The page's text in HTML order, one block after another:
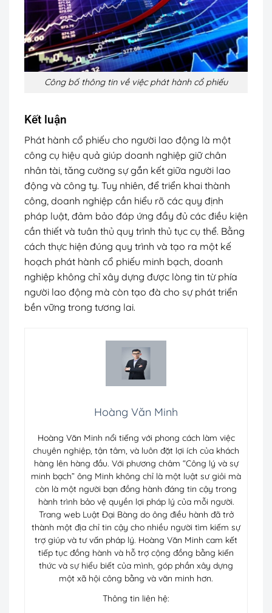
Công bố thông tin về việc phát hành cổ phiếu
Kết luận
Phát hành cổ phiếu cho người lao động là một
công cụ hiệu quả giúp doanh nghiệp giữ chân
nhân tài, tăng cường sự gắn kết giữa người lao
động và công ty. Tuy nhiên, để triển khai thành
công, doanh nghiệp cần hiểu rõ các quy định
pháp luật, đảm bảo đáp ứng đầy đủ các điều kiện
cần thiết và tuân thủ quy trình thủ tục cụ thể. Bằng
cách thực hiện đúng quy trình và tạo ra một kế
hoạch phát hành cổ phiếu minh bạch, doanh
nghiệp không chỉ xây dựng được lòng tin từ phía
người lao động mà còn tạo đà cho sự phát triển
bền vững trong tương lai.
Hoàng Văn Minh
Hoàng Văn Minh nổi tiếng với phong cách làm việc
chuyên nghiệp, tận tâm, và luôn đặt lợi ích của khách
hàng lên hàng đầu. Với phương châm “Công lý và sự
minh bạch” ông Minh không chỉ là một luật sư giỏi mà
còn là một người bạn đồng hành đáng tin cậy trong
hành trình bảo vệ quyền lợi pháp lý của mỗi người.
Trang web Luật Đại Bàng do ông điều hành đã trở
thành một địa chỉ tin cậy cho nhiều người tìm kiếm sự
trợ giúp và tư vấn pháp lý. Hoàng Văn Minh cam kết
tiếp tục đồng hành và hỗ trợ cộng đồng bằng kiến
thức và sự hiểu biết của mình, góp phần xây dựng
một xã hội công bằng và văn minh hơn.
Thông tin liên hệ: